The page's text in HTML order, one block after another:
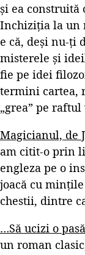
și ea construită
Inchiziția la un
e că, deși nu-ți
misterele și
fie pe idei
termini cartea,
„grea” pe
Magicianul, de
am citit-o prin
engleza pe o
joacă cu
chestii, dintre
…Să ucizi o
un roman